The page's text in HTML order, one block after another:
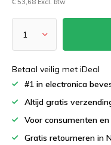
€ 53,68 Excl. btw
Betaal veilig met iDeal
#1 in electronica
Altijd gratis
Voor consumenten
Gratis retourneren in